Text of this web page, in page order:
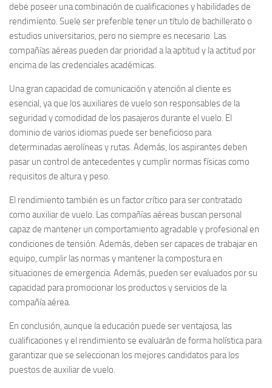
debe poseer una combinación de cualificaciones y habilidades de
rendimiento. Suele ser preferible tener un título de bachillerato o
estudios universitarios, pero no siempre es necesario. Las
compañías aéreas pueden dar prioridad a la aptitud y la actitud por
encima de las credenciales académicas.
Una gran capacidad de comunicación y atención al cliente es
esencial, ya que los auxiliares de vuelo son responsables de la
seguridad y comodidad de los pasajeros durante el vuelo. El
dominio de varios idiomas puede ser beneficioso para
determinadas aerolíneas y rutas. Además, los aspirantes deben
pasar un control de antecedentes y cumplir normas físicas como
requisitos de altura y peso.
El rendimiento también es un factor crítico para ser contratado
como auxiliar de vuelo. Las compañías aéreas buscan personal
capaz de mantener un comportamiento agradable y profesional en
condiciones de tensión. Además, deben ser capaces de trabajar en
equipo, cumplir las normas y mantener la compostura en
situaciones de emergencia. Además, pueden ser evaluados por su
capacidad para promocionar los productos y servicios de la
compañía aérea.
En conclusión, aunque la educación puede ser ventajosa, las
cualificaciones y el rendimiento se evaluarán de forma holística para
garantizar que se seleccionan los mejores candidatos para los
puestos de auxiliar de vuelo.